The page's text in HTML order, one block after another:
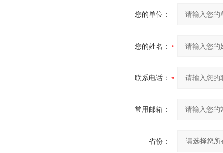
您的单位：
您的姓名：
联系电话：
常用邮箱：
省份：